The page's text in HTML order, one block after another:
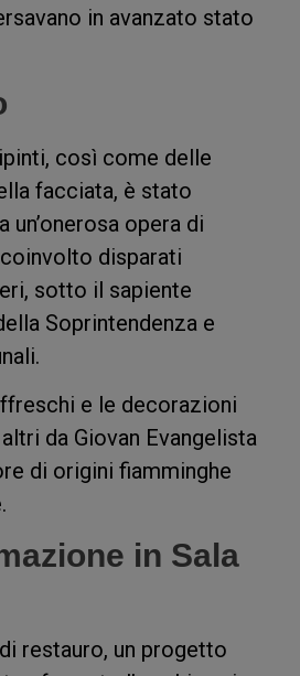
in avanzato stato
così come delle
facciata, è stato
un’onerosa opera di
disparati
sotto il sapiente
Soprintendenza e
e le decorazioni
da Giovan Evangelista
di origini fiamminghe
in Sala
restauro, un progetto